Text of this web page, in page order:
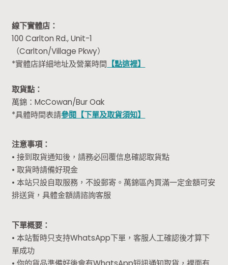
線下實體店：
100 Carlton Rd., Unit-1
（Carlton/Village Pkwy）
*實體店詳細地址及營業時間 【點這裡】
取貨點：
萬錦：McCowan/Bur Oak
*具體時間表請參閱【下單及取貨須知】
注意事項：
• 接到取貨通知後，請務必回覆信息確認取貨點
• 取貨時請備好現金
• 本站只設自取服務，不設郵寄。萬錦區內買滿一定金額可安
排送貨，具體金額請諮詢客服
下單概要：
• 本站暫時只支持WhatsApp下單，客服人工確認後才算下
單成功